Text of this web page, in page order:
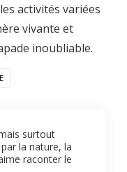
activités variées
vivante et
inoubliable.
surtout
la nature, la
raconter le